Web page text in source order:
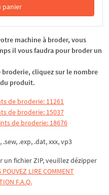
panier
machine à broder, vous
il vous faudra pour broder un
cliquez sur le nombre
produit.
de broderie: 11261
de broderie: 15037
de broderie: 18676
.exp, .dat, xxx, vp3
fichier ZIP, veuillezdézipper
POUVEZ LIRE COMMENT
F.A.Q.